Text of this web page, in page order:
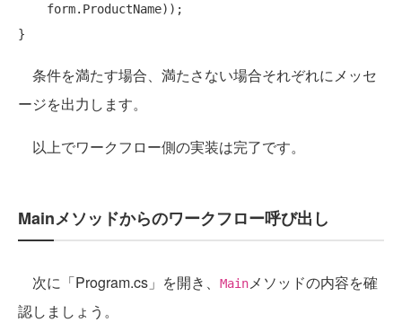
条件を満たす場合、満たさない場合それぞれにメッセ
ージを出力します。
以上でワークフロー側の実装は完了です。
Mainメソッドからのワークフロー呼び出し
次に「Program.cs」を開き、 Mainメソッドの内容を確
認しましょう。